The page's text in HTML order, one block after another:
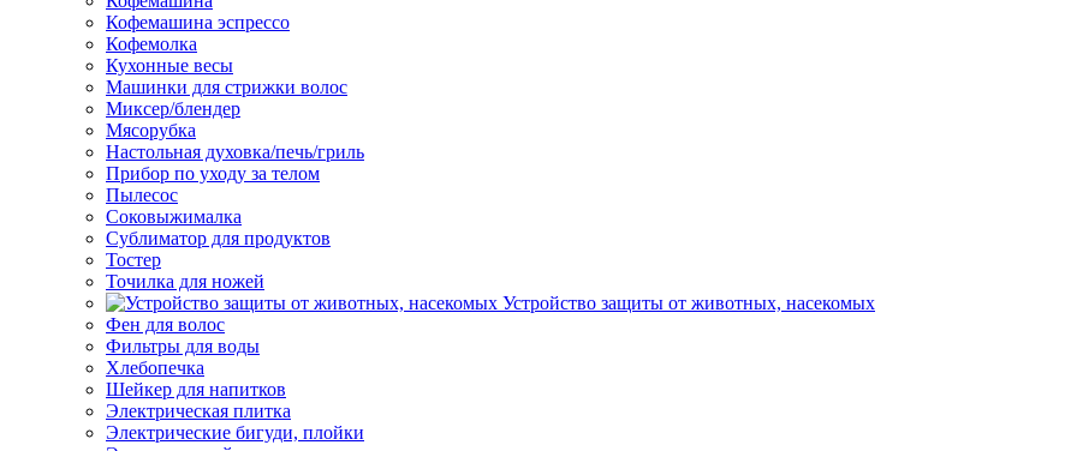
Кофемашина эспрессо
Кофемолка
Кухонные весы
Машинки для стрижки волос
Миксер/блендер
Мясорубка
Настольная духовка/печь/гриль
Прибор по уходу за телом
Пылесос
Соковыжималка
Сублиматор для продуктов
Тостер
Точилка для ножей
Устройство защиты от животных, насекомых
Фен для волос
Фильтры для воды
Хлебопечка
Шейкер для напитков
Электрическая плитка
Электрические бигуди, плойки